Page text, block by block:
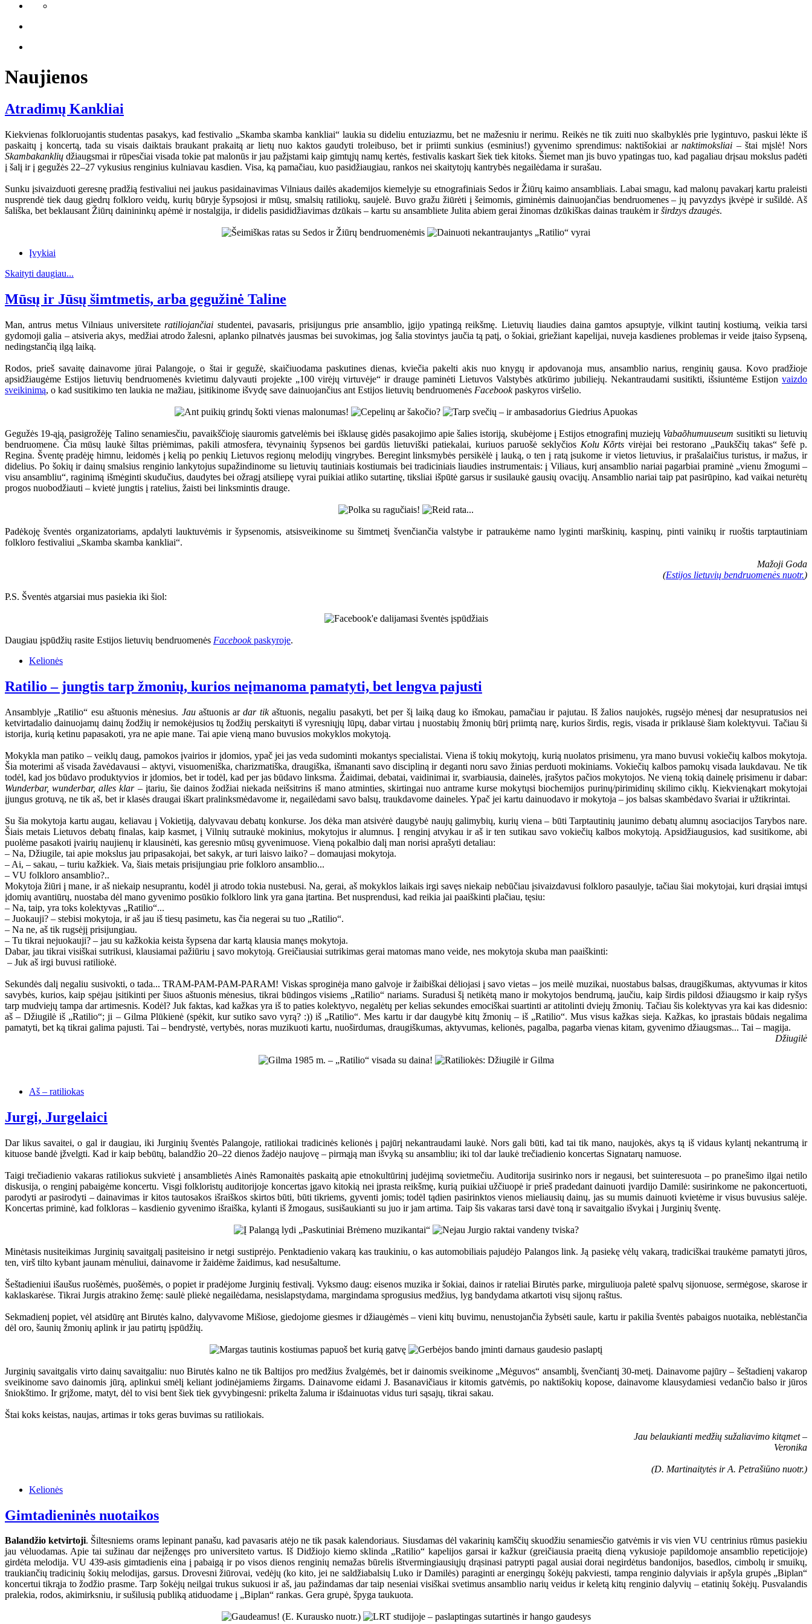
Naujienos
Atradimų Kankliai
Kiekvienas folkloruojantis studentas pasakys, kad festivalio „Skamba skamba kankliai“ laukia su dideliu entuziazmu, bet ne mažesniu ir nerimu. Reikės ne tik zuiti nuo skalbyklės prie lygintuvo, paskui lėkte iš
paskaitų į koncertą, tada su visais daiktais braukant prakaitą ar lietų nuo kaktos gaudyti troleibuso, bet ir priimti sunkius (esminius!) gyvenimo sprendimus: naktišokiai arnaktimoksliai – štai mįslė! Nors
Skambakanklių džiaugsmai ir rūpesčiai visada tokie pat malonūs ir jau pažįstami kaip gimtųjų namų kertės, festivalis kaskart šiek tiek kitoks. Šiemet man jis buvo ypatingas tuo, kad pagaliau drįsau mokslus padėti
į šalį ir į gegužės 22–27 vykusius renginius kulniavau kasdien. Visa, ką pamačiau, kuo pasidžiaugiau, rankos nei skaitytojų kantrybės negailėdama ir surašau.
Sunku įsivaizduoti geresnę pradžią festivaliui nei jaukus pasidainavimas Vilniaus dailės akademijos kiemelyje su etnografiniais Sedos ir Žiūrų kaimo ansambliais. Labai smagu, kad malonų pavakarį kartu praleisti
nusprendė tiek daug giedrų folkloro veidų, kurių būryje šypsojosi ir mūsų, smalsių ratiliokų, saujelė. Buvo gražu žiūrėti į šeimomis, giminėmis dainuojančias bendruomenes – jų pavyzdys įkvėpė ir sušildė. Aš
šališka, bet beklausant Žiūrų dainininkų apėmė ir nostalgija, ir didelis pasididžiavimas dzūkais – kartu su ansambliete Julita abiem gerai žinomas dzūkiškas dainas traukėm irširdzys dzaugės.
Įvykiai
Skaityti daugiau...
Mūsų ir Jūsų šimtmetis, arba gegužinė Taline
Man, antrus metus Vilniaus universiteteratiliojančiai studentei, pavasaris, prisijungus prie ansamblio, įgijo ypatingą reikšmę. Lietuvių liaudies daina gamtos apsuptyje, vilkint tautinį kostiumą, veikia tarsi
gydomoji galia – atsiveria akys, medžiai atrodo žalesni, aplanko pilnatvės jausmas bei suvokimas, jog šalia stovintys jaučia tą patį, o šokiai, griežiant kapelijai, nuveja kasdienes problemas ir veide įtaiso šypseną,
nedingstančią ilgą laiką.
Rodos, prieš savaitę dainavome jūrai Palangoje, o štai ir gegužė, skaičiuodama paskutines dienas, kviečia pakelti akis nuo knygų ir apdovanoja mus, ansamblio narius, renginių gausa. Kovo pradžioje
apsidžiaugėme Estijos lietuvių bendruomenės kvietimu dalyvauti projekte „100 virėjų virtuvėje“ ir drauge paminėti Lietuvos Valstybės atkūrimo jubiliejų. Nekantraudami susitikti, išsiuntėme Estijon vaizdo
sveikinimą, o kad susitikimo ten laukia ne mažiau, įsitikinome išvydę save dainuojančius ant Estijos lietuvių bendruomenės Facebookpaskyros viršelio.
Gegužės 19-ąją, pasigrožėję Talino senamiesčiu, pavaikščioję siauromis gatvelėmis bei išklausę gidės pasakojimo apie šalies istoriją, skubėjome į Estijos etnografinį muziejų Vabaõhumuuseum susitikti su lietuvių
bendruomene. Čia mūsų laukė šiltas priėmimas, pakili atmosfera, tėvynainių šypsenos bei gardūs lietuviški patiekalai, kuriuos paruošė seklyčios Kolu Kõrts virėjai bei restorano „Paukščių takas“ šefė p.
Regina. Šventę pradėję himnu, leidomės į kelią po penkių Lietuvos regionų melodijų vingrybes. Beregint linksmybės persikėlė į lauką, o ten į ratą įsukome ir vietos lietuvius, ir prašalaičius turistus, ir mažus, ir
didelius. Po šokių ir dainų smalsius renginio lankytojus supažindinome su lietuvių tautiniais kostiumais bei tradiciniais liaudies instrumentais: į Viliaus, kurį ansamblio nariai pagarbiai praminė „vienu žmogumi –
visu ansambliu“, raginimą išmėginti skudučius, daudytes bei ožragį atsiliepę vyrai puikiai atliko sutartinę, tiksliai išpūtė garsus ir susilaukė gausių ovacijų. Ansamblio nariai taip pat pasirūpino, kad vaikai neturėtų
progos nuobodžiauti – kvietė jungtis į ratelius, žaisti bei linksmintis drauge.
Padėkoję šventės organizatoriams, apdalyti lauktuvėmis ir šypsenomis, atsisveikinome su šimtmetį švenčiančia valstybe ir patraukėme namo lyginti marškinių, kaspinų, pinti vainikų ir ruoštis tarptautiniam
folkloro festivaliui „Skamba skamba kankliai“.
Mažoji Goda
(Estijos lietuvių bendruomenės nuotr.)
P.S. Šventės atgarsiai mus pasiekia iki šiol:
Daugiau įspūdžių rasite Estijos lietuvių bendruomenės Facebookpaskyroje.
Kelionės
Ratilio – jungtis tarp žmonių, kurios neįmanoma pamatyti, bet lengva pajusti
Ansamblyje „Ratilio“ esu aštuonis mėnesius. Jauaštuonis ardar tikaštuonis, negaliu pasakyti, bet per šį laiką daug ko išmokau, pamačiau ir pajutau. Iš žalios naujokės, rugsėjo mėnesį dar nesupratusios nei
ketvirtadalio dainuojamų dainų žodžių ir nemokėjusios tų žodžių perskaityti iš vyresniųjų lūpų, dabar virtau į nuostabių žmonių būrį priimtą narę, kurios širdis, regis, visada ir priklausė šiam kolektyvui. Tačiau ši
istorija, kurią ketinu papasakoti, yra ne apie mane. Tai apie vieną mano buvusios mokyklos mokytoją.
Mokykla man patiko – veiklų daug, pamokos įvairios ir įdomios, ypač jei jas veda sudominti mokantys specialistai. Viena iš tokių mokytojų, kurią nuolatos prisimenu, yra mano buvusi vokiečių kalbos mokytoja.
Šia moterimi aš visada žavėdavausi – aktyvi, visuomeniška, charizmatiška, draugiška, išmananti savo discipliną ir deganti noru savo žinias perduoti mokiniams. Vokiečių kalbos pamokų visada laukdavau. Ne tik
todėl, kad jos būdavo produktyvios ir įdomios, bet ir todėl, kad per jas būdavo linksma. Žaidimai, debatai, vaidinimai ir, svarbiausia, dainelės, įrašytos pačios mokytojos. Ne vieną tokią dainelę prisimenu ir dabar:
Wunderbar, wunderbar, alles klar– įtariu, šie dainos žodžiai niekada neišsitrins iš mano atminties, skirtingai nuo antrame kurse mokytųsi biochemijos purinų/pirimidinų skilimo ciklų. Kiekvienąkart mokytojai
įjungus grotuvą, ne tik aš, bet ir klasės draugai iškart pralinksmėdavome ir, negailėdami savo balsų, traukdavome daineles. Ypač jei kartu dainuodavo ir mokytoja – jos balsas skambėdavo švariai ir užtikrintai.
Su šia mokytoja kartu augau, keliavau į Vokietiją, dalyvavau debatų konkurse. Jos dėka man atsivėrė daugybė naujų galimybių, kurių viena – būti Tarptautinių jaunimo debatų alumnų asociacijos Tarybos nare.
Šiais metais Lietuvos debatų finalas, kaip kasmet, į Vilnių sutraukė mokinius, mokytojus ir alumnus. Į renginį atvykau ir aš ir ten sutikau savo vokiečių kalbos mokytoją. Apsidžiaugusios, kad susitikome, abi
puolėme pasakoti įvairių naujienų ir klausinėti, kas geresnio mūsų gyvenimuose. Vieną pokalbio dalį man norisi aprašyti detaliau:
– Na, Džiugile, tai apie mokslus jau pripasakojai, bet sakyk, ar turi laisvo laiko? – domaujasi mokytoja.
– Ai, – sakau, – turiu kažkiek. Va, šiais metais prisijungiau prie folkloro ansamblio...
– VU folkloro ansamblio?..
Mokytoja žiūri į mane, ir aš niekaip nesuprantu, kodėl ji atrodo tokia nustebusi. Na, gerai, aš mokyklos laikais irgi savęs niekaip nebūčiau įsivaizdavusi folkloro pasaulyje, tačiau šiai mokytojai, kuri drąsiai imtųsi
įdomių avantiūrų, nuostaba dėl mano gyvenimo posūkio folkloro link yra gana įtartina. Bet nusprendusi, kad reikia jai paaiškinti plačiau, tęsiu:
– Na, taip, yra toks kolektyvas „Ratilio“...
– Juokauji? – stebisi mokytoja, ir aš jau iš tiesų pasimetu, kas čia negerai su tuo „Ratilio“.
– Na ne, aš tik rugsėjį prisijungiau.
– Tu tikrai nejuokauji? – jau su kažkokia keista šypsena dar kartą klausia manęs mokytoja.
Dabar, jau tikrai visiškai sutrikusi, klausiamai pažiūriu į savo mokytoją. Greičiausiai sutrikimas gerai matomas mano veide, nes mokytoja skuba man paaiškinti:
– Juk aš irgi buvusi ratiliokė.
Sekundės dalį negaliu susivokti, o tada... TRAM-PAM-PAM-PARAM! Viskas sproginėja mano galvoje ir žaibiškai dėliojasi į savo vietas – jos meilė muzikai, nuostabus balsas, draugiškumas, aktyvumas ir kitos
savybės, kurios, kaip spėjau įsitikinti per šiuos aštuonis mėnesius, tikrai būdingos visiems „Ratilio“ nariams. Suradusi šį netikėtą mano ir mokytojos bendrumą, jaučiu, kaip širdis pildosi džiaugsmo ir kaip ryšys
tarp mudviejų tampa dar artimesnis. Kodėl? Juk faktas, kad kažkas yra iš to paties kolektyvo, negalėtų per kelias sekundes emociškai suartinti ar atitolinti dviejų žmonių. Tačiau šis kolektyvas yra kai kas didesnio:
aš – Džiugilė iš „Ratilio“; ji – Gilma Plūkienė (spėkit, kur sutiko savo vyrą? :)) iš „Ratilio“. Mes kartu ir dar daugybė kitų žmonių – iš „Ratilio“. Mus visus kažkas sieja. Kažkas, ko įprastais būdais negalima
pamatyti, bet ką tikrai galima pajusti. Tai – bendrystė, vertybės, noras muzikuoti kartu, nuoširdumas, draugiškumas, aktyvumas, kelionės, pagalba, pagarba vienas kitam, gyvenimo džiaugsmas... Tai – magija.
Džiugilė
Aš – ratiliokas
Jurgi, Jurgelaici
Dar likus savaitei, o gal ir daugiau, iki Jurginių šventės Palangoje, ratiliokai tradicinės kelionės į pajūrį nekantraudami laukė. Nors gali būti, kad tai tik mano, naujokės, akys tą iš vidaus kylantį nekantrumą ir
kituose bandė įžvelgti. Kad ir kaip bebūtų, balandžio 20–22 dienos žadėjo naujovę – pirmąją man išvyką su ansambliu; iki tol dar laukė trečiadienio koncertas Signatarų namuose.
Taigi trečiadienio vakaras ratiliokus sukvietė į ansamblietės Ainės Ramonaitės paskaitą apie etnokultūrinį judėjimą sovietmečiu. Auditorija susirinko nors ir negausi, bet suinteresuota – po pranešimo ilgai netilo
diskusija, o renginį pabaigėme koncertu. Visgi folkloristų auditorijoje koncertas įgavo kitokią nei įprasta reikšmę, kurią puikiai užčiuopė ir prieš pradedant dainuoti įvardijo Damilė: susirinkome ne pakoncertuoti,
parodyti ar pasirodyti – dainavimas ir kitos tautosakos išraiškos skirtos būti, būti tikriems, gyventi jomis; todėl tądien pasirinktos vienos mieliausių dainų, jas su mumis dainuoti kvietėme ir visus buvusius salėje.
Koncertas priminė, kad folkloras – kasdienio gyvenimo išraiška, kylanti iš žmogaus, susišaukianti su juo ir jam artima. Taip šis vakaras tarsi davė toną ir savaitgalio išvykai į Jurginių šventę.
Minėtasis nusiteikimas Jurginių savaitgalį pasiteisino ir netgi sustiprėjo. Penktadienio vakarą kas traukiniu, o kas automobiliais pajudėjo Palangos link. Ją pasiekę vėlų vakarą, tradiciškai traukėme pamatyti jūros,
ten, virš tilto kybant jaunam mėnuliui, dainavome ir žaidėme žaidimus, kad nesušaltume.
Šeštadieniui išaušus ruošėmės, puošėmės, o popiet ir pradėjome Jurginių festivalį. Vyksmo daug: eisenos muzika ir šokiai, dainos ir rateliai Birutės parke, mirguliuoja paletė spalvų sijonuose, sermėgose, skarose ir
kaklaskarėse. Tikrai Jurgis atrakino žemę: saulė pliekė negailėdama, nesislapstydama, margindama sprogusius medžius, lyg bandydama atkartoti visų sijonų raštus.
Sekmadienį popiet, vėl atsidūrę ant Birutės kalno, dalyvavome Mišiose, giedojome giesmes ir džiaugėmės – vieni kitų buvimu, nenustojančia žybsėti saule, kartu ir pakilia šventės pabaigos nuotaika, neblėstančia
dėl oro, šaunių žmonių aplink ir jau patirtų įspūdžių.
Jurginių savaitgalis virto dainų savaitgaliu: nuo Birutės kalno ne tik Baltijos pro medžius žvalgėmės, bet ir dainomis sveikinome „Mėguvos“ ansamblį, švenčiantį 30-metį. Dainavome pajūry – šeštadienį vakarop
sveikinome savo dainomis jūrą, aplinkui smėlį keliant jodinėjamiems žirgams. Dainavome eidami J. Basanavičiaus ir kitomis gatvėmis, po naktišokių kopose, dainavome klausydamiesi vedančio balso ir jūros
šniokštimo. Ir grįžome, matyt, dėl to visi bent šiek tiek gyvybingesni: prikelta žaluma ir išdainuotas vidus turi sąsajų, tikrai sakau.
Štai koks keistas, naujas, artimas ir toks geras buvimas su ratiliokais.
Jau belaukianti medžių sužaliavimo kitąmet –
Veronika
(D. Martinaitytės ir A. Petrašiūno nuotr.)
Kelionės
Gimtadieninės nuotaikos
Balandžio ketvirtoji. Šiltesniems orams lepinant panašu, kad pavasaris atėjo ne tik pasak kalendoriaus. Siusdamas dėl vakarinių kamščių skuodžiu senamiesčio gatvėmis ir vis vien VU centrinius rūmus pasiekiu
jau vėluodamas. Apie tai sužinau dar neįžengęs pro universiteto vartus. Iš Didžiojo kiemo sklinda „Ratilio“ kapelijos garsai ir kažkur (greičiausia praeitą dieną vykusioje papildomoje ansamblio repeticijoje)
girdėta melodija. VU 439-asis gimtadienis eina į pabaigą ir po visos dienos renginių nemažas būrelis ištvermingiausiųjų drąsinasi patrypti pagal ausiai dorai negirdėtus bandonijos, basedlos, cimbolų ir smuikų,
traukiančių tradicinių šokių melodijas, garsus. Drovesni žiūrovai, vedėjų (ko kito, jei ne saldžiabalsių Luko ir Damilės) paraginti ar energingų šokėjų pakviesti, tampa renginio dalyviais ir apšyla grupės „Biplan“
koncertui tikrąja to žodžio prasme. Tarp šokėjų neilgai trukus sukuosi ir aš, jau pažindamas dar taip neseniai visiškai svetimus ansamblio narių veidus ir keletą kitų renginio dalyvių – etatinių šokėjų. Pusvalandis
pralekia, rodos, akimirksniu, ir sušilusią publiką atiduodame į „Biplan“ rankas. Gera grupė, špyga taukuota.